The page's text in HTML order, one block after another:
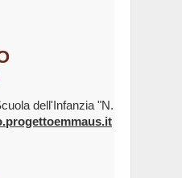
dell'Infanzia "N.